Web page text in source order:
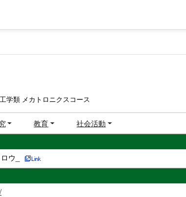
学類 メカトロニクスコース
教育 社会活動
ウ_